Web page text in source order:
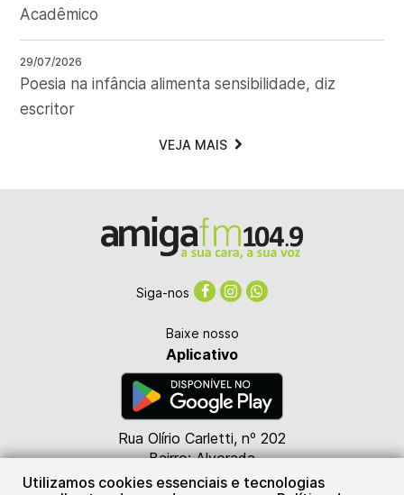
Acadêmico
29/07/2026
Poesia na infância alimenta sensibilidade, diz
escritor
VEJA MAIS
Utilizamos cookies essenciais e tecnologias
Rua Olírio Carletti, nº 202
Bairro: Alvorada
CEP: 89825-000
Siga-nos
Baixe nosso
Aplicativo